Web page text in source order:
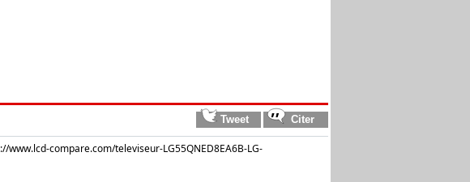
www.lcd-compare.com/televiseur-LG55QNED8EA6B-LG-